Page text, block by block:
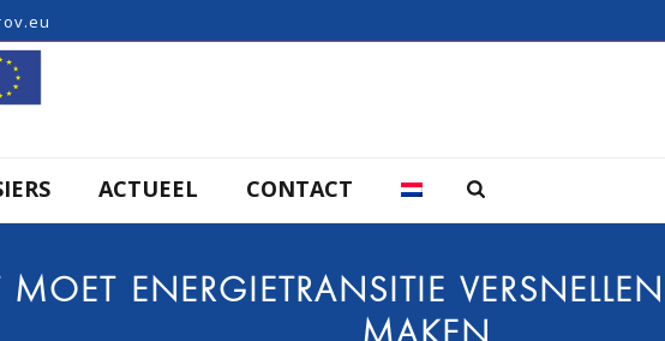
ACTUEEL CONTACT
MOET ENERGIETRANSITIE